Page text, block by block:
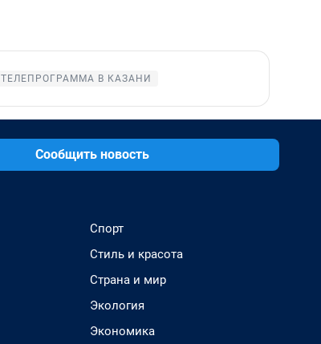
ТЕЛЕПРОГРАММА В КАЗАНИ
Сообщить новость
Спорт
Стиль и красота
Страна и мир
Экология
Экономика